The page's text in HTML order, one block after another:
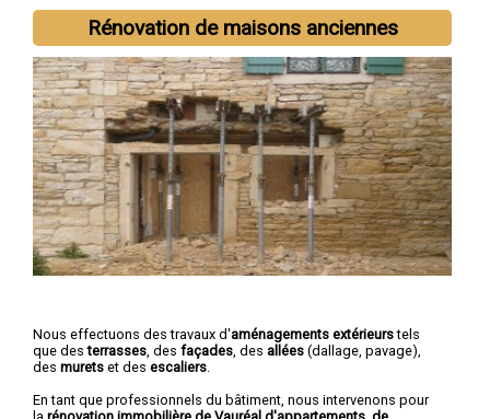
Rénovation de maisons anciennes
Nous effectuons des travaux d'aménagements extérieurstels
que desterrasses , des façades , des allées (dallage, pavage),
des murets et des escaliers
En tant que professionnels du bâtiment, nous intervenons pour